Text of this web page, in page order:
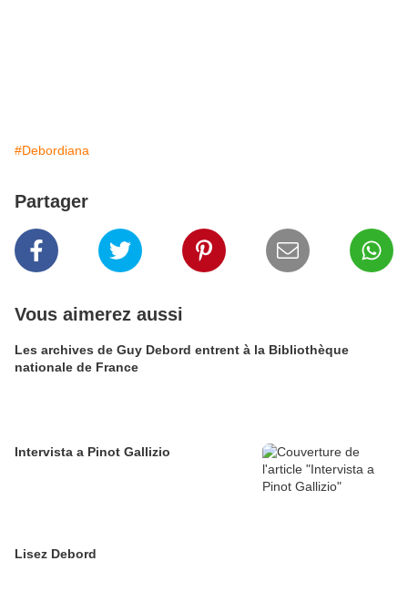
#Debordiana
Partager
Vous aimerez aussi
Les archives de Guy Debord entrent à la Bibliothèque
nationale de France
Intervista a Pinot Gallizio
Lisez Debord